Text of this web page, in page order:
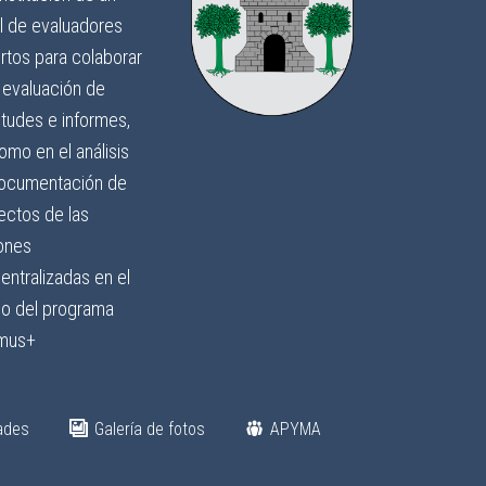
de evaluadores
para colaborar
de
e informes,
en el análisis
de
de las
en el
del programa
Galería de fotos APYMA